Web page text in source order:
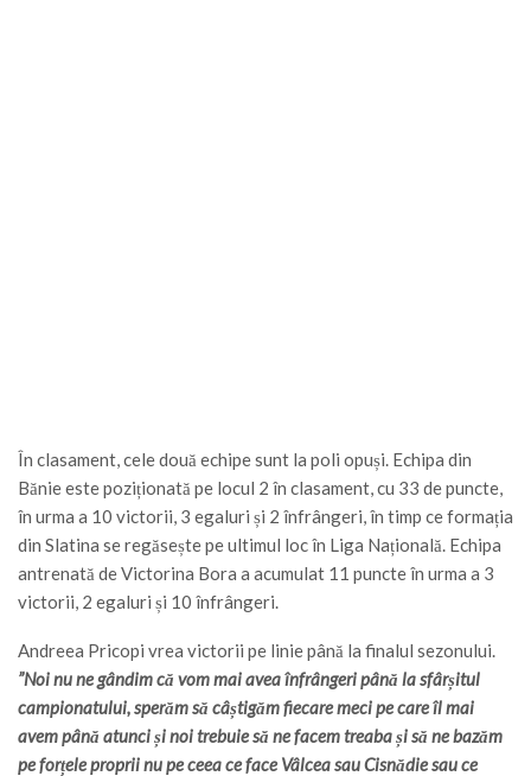
În clasament, cele două echipe sunt la poli opuși. Echipa din
Bănie este poziționată pe locul 2 în clasament, cu 33 de puncte,
în urma a 10 victorii, 3 egaluri și 2 înfrângeri, în timp ce formația
din Slatina se regăsește pe ultimul loc în Liga Națională. Echipa
antrenată de Victorina Bora a acumulat 11 puncte în urma a 3
victorii, 2 egaluri și 10 înfrângeri.
Andreea Pricopi vrea victorii pe linie până la finalul sezonului.
”Noi nu ne gândim că vom mai avea înfrângeri până la sfârșitul
campionatului, sperăm să câștigăm fiecare meci pe care îl mai
avem până atunci și noi trebuie să ne facem treaba și să ne bazăm
pe forțele proprii nu pe ceea ce face Vâlcea sau Cisnădie sau ce